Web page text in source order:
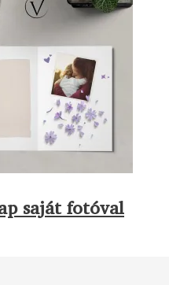
saját fotóval